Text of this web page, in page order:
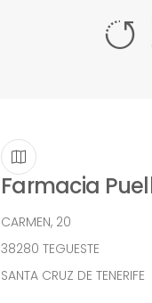
Farmacia
CARMEN, 20
38280 TEGUESTE
SANTA CRUZ DE TENERIFE